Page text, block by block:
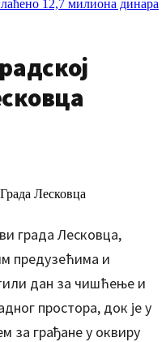
12,7 милиона динара
града Лесковца,
предузећима и
дан за чишћење и
простора, док је у
за грађане у оквиру